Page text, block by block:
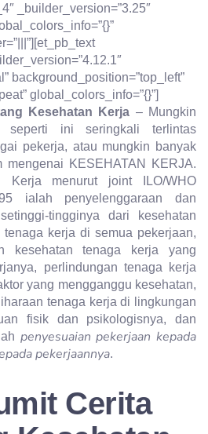
_builder_version=”3.25″
background_position=”top_left”
global_colors_info=”{}”]
Kesehatan Kerja – Mungkin
seperti ini seringkali terlintas
pekerja, atau mungkin banyak
KESEHATAN KERJA.
Kerja menurut joint ILO/WHO
ialah penyelenggaraan dan
tingginya dari kesehatan
kerja di semua pekerjaan,
kesehatan tenaga kerja yang
perlindungan tenaga kerja
yang mengganggu kesehatan,
tenaga kerja di lingkungan
fisik dan psikologisnya, dan
penyesuaian pekerjaan kepada
pekerjaannya.
Cerita